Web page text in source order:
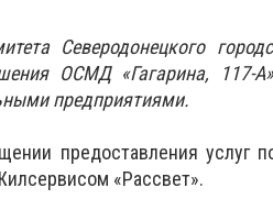
Северодонецкого
ОСМД «Гагарина, 117-
предприятиями.
предоставления услуг
«Рассвет».